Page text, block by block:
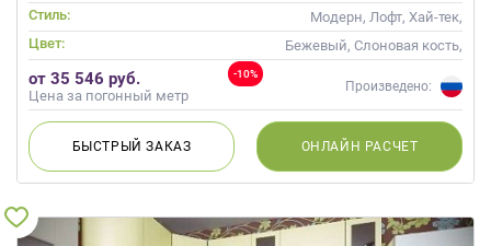
Стиль:
Модерн, Лофт, Хай-тек,
Современные
Цвет:
Бежевый, Слоновая кость,
Кремовый, Капучино
-10%
от 35 546 руб.
Цена за погонный метр
Произведено:
БЫСТРЫЙЗАКАЗ ОНЛАЙН РАСЧЕТ